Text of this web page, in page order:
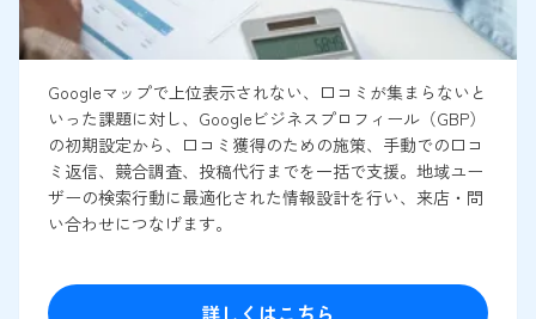
Googleマップで上位表示されない、口コミが集まらないと
いった課題に対し、Googleビジネスプロフィール（GBP）
の初期設定から、口コミ獲得のための施策、手動での口コ
ミ返信、競合調査、投稿代行までを一括で支援。地域ユー
ザーの検索行動に最適化された情報設計を行い、来店・問
い合わせにつなげます。
詳しくはこちら